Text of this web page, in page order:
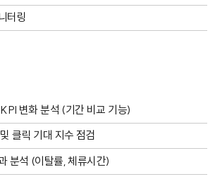
터링
변화 분석 (기간 비교 기능)
클릭 기대 지수 점검
분석 (이탈률, 체류시간)